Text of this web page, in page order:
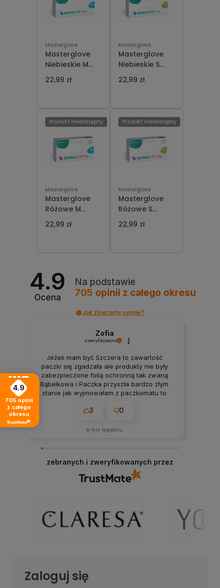
Masterglove
Masterglove
Niebieskie M
Rękawiczki
Nikrylowe 100
22,99 zł
Masterglove
Masterglove
Niebieskie S
Rękawiczki
Nikrylowe 100
22,99 zł
Masterglove
Masterglove
Różowe M
Rękawiczki
Nikrylowe 100
22,99 zł
Produkt niedostępny
Masterglove
Masterglove
Różowe S
Rękawiczki
Nikrylowe 100
22,99 zł
Produkt niedostępny
4.9
Ocena
Na podstawie
705 opinii z całego okresu
Jak zbieramy opinie?
Zofia
zweryfikowano
Jeżeli mam być Szczera to zawartość
paczki się zgadzała ale produkty nie były
zabezpieczone folią ochronną tak zwaną
Bąbelkowa i Paczka przyszła bardzo złym
stanie jak wyjmowałam z paczkomatu to
rozważałam to czy bym zamówiła drugi raz
3 0
w tym tygodniu
zebranych i zweryfikowanych przez
Zaloguj się
4.9
705 opinii
z całego
okresu